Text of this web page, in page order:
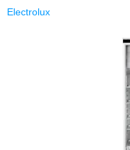
Electrolux